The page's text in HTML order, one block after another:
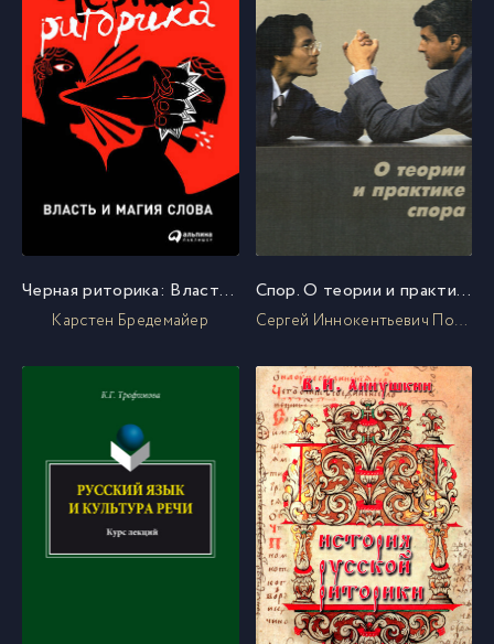
Черная риторика: Власть и магия слова
Карстен Бредемайер
Спор. О теории и практике спора
Сергей Иннокентьевич Поварнин